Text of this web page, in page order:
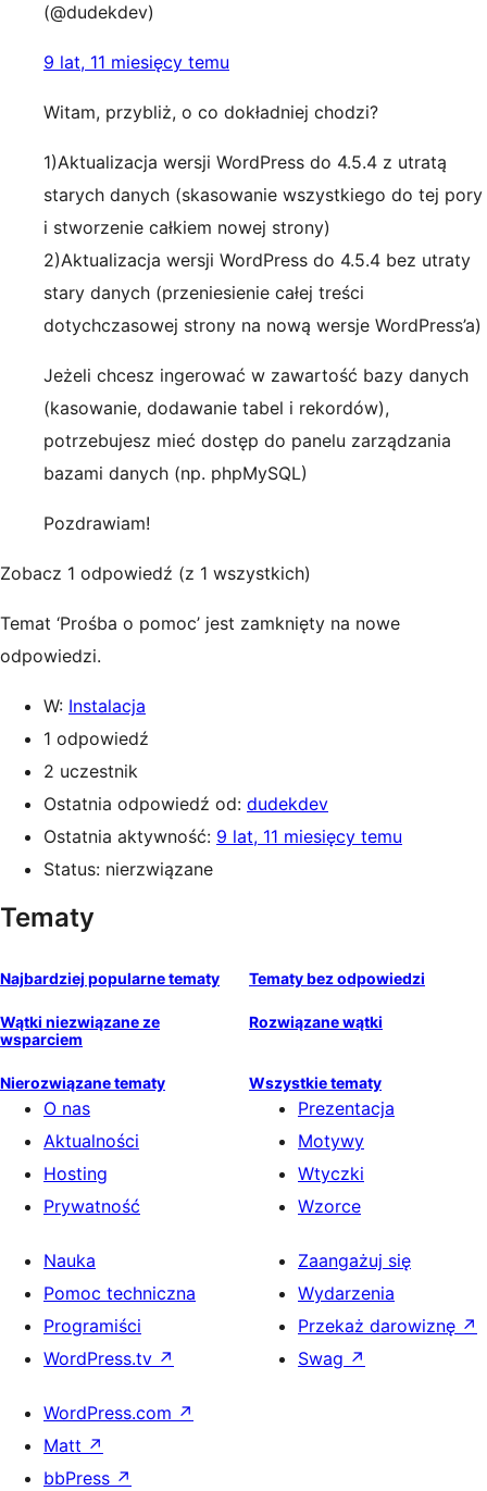
(@dudekdev)
9 lat, 11 miesięcy temu
Witam, przybliż, o co dokładniej chodzi?
1)Aktualizacja wersji WordPress do 4.5.4 z utratą
starych danych (skasowanie wszystkiego do tej pory
i stworzenie całkiem nowej strony)
2)Aktualizacja wersji WordPress do 4.5.4 bez utraty
stary danych (przeniesienie całej treści
dotychczasowej strony na nową wersje WordPress’a)
Jeżeli chcesz ingerować w zawartość bazy danych
(kasowanie, dodawanie tabel i rekordów),
potrzebujesz mieć dostęp do panelu zarządzania
bazami danych (np. phpMySQL)
Pozdrawiam!
Zobacz 1 odpowiedź (z 1 wszystkich)
Temat ‘Prośba o pomoc’ jest zamknięty na nowe
odpowiedzi.
W: Instalacja
1 odpowiedź
2 uczestnik
Ostatnia odpowiedź od: dudekdev
Ostatnia aktywność: 9 lat, 11 miesięcy temu
Status: nierzwiązane
Tematy
Najbardziej popularne tematy Tematy bez odpowiedzi
Wątki niezwiązane ze
wsparciem
Rozwiązane wątki
Nierozwiązane tematy Wszystkie tematy
O nas
Aktualności
Hosting
Prywatność
Prezentacja
Motywy
Wtyczki
Wzorce
Nauka
Pomoc techniczna
Programiści
WordPress.tv ↗
Zaangażuj się
Wydarzenia
Przekaż darowiznę ↗
Swag ↗
WordPress.com ↗
Matt ↗
bbPress ↗